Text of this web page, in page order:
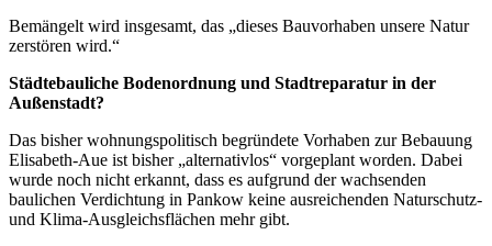
Bemängelt wird insgesamt, das „dieses Bauvorhaben unsere Natur
zerstören wird.“
Städtebauliche Bodenordnung und Stadtreparatur in der
Außenstadt?
Das bisher wohnungspolitisch begründete Vorhaben zur Bebauung
Elisabeth-Aue ist bisher „alternativlos“ vorgeplant worden. Dabei
wurde noch nicht erkannt, dass es aufgrund der wachsenden
baulichen Verdichtung in Pankow keine ausreichenden Naturschutz-
und Klima-Ausgleichsflächen mehr gibt.